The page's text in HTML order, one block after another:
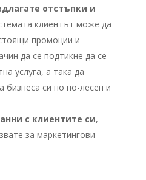
отстъпки и
клиентът може да
промоции и
да се подтикне да се
услуга, а така да
бизнеса си по по-лесен и
с клиентите си,
за маркетингови